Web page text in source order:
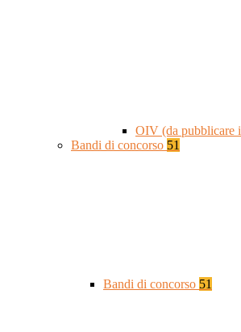
OIV (da pubblicare
Bandi di concorso 51
Bandi di concorso 51